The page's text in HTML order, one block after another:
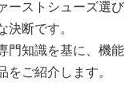
ーストシューズ選び
断です。
門知識を基に、機能
ご紹介します。